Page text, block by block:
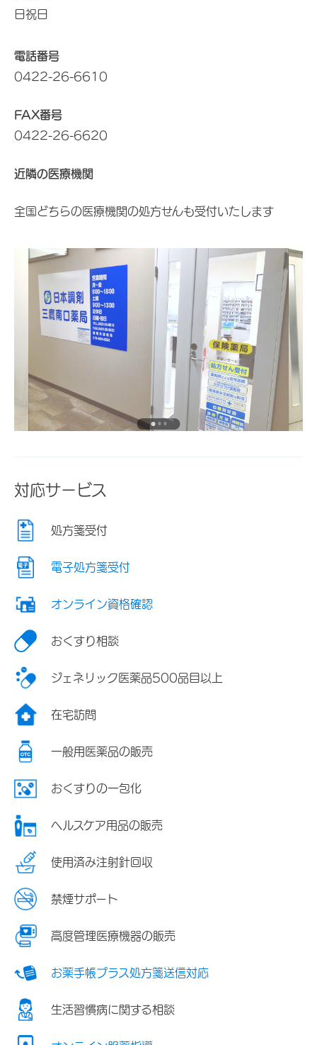
日祝日
電話番号
0422-26-6610
FAX番号
0422-26-6620
近隣の医療機関
全国どちらの医療機関の処方せんも受付いたします
対応サービス
処方箋受付
電子処方箋受付
オンライン資格確認
おくすり相談
ジェネリック医薬品500品目以上
在宅訪問
一般用医薬品の販売
おくすりの一包化
ヘルスケア用品の販売
使用済み注射針回収
禁煙サポート
高度管理医療機器の販売
お薬手帳プラス処方箋送信対応
生活習慣病に関する相談